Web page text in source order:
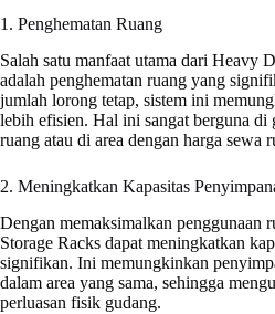
1. Penghematan Ruang
Salah satu manfaat utama dari Heavy
adalah penghematan ruang yang
jumlah lorong tetap, sistem ini
lebih efisien. Hal ini sangat berguna di
ruang atau di area dengan harga sewa
2. Meningkatkan Kapasitas
Dengan memaksimalkan
Storage Racks dapat meningkatkan
signifikan. Ini memungkinkan
dalam area yang sama, sehingga
perluasan fisik gudang.